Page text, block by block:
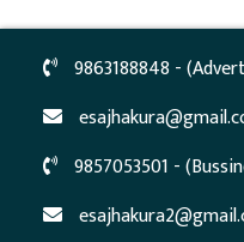
9863188848 -
9857053501 -